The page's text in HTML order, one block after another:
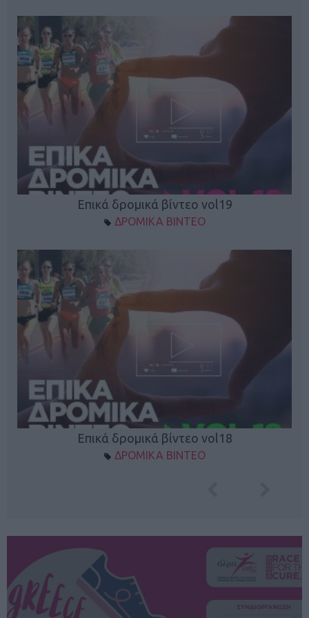
Επικά δρομικά βίντεο vol19
ΔΡΟΜΙΚΑ ΒΙΝΤΕΟ
Επικά δρομικά βίντεο vol18
ΔΡΟΜΙΚΑ ΒΙΝΤΕΟ